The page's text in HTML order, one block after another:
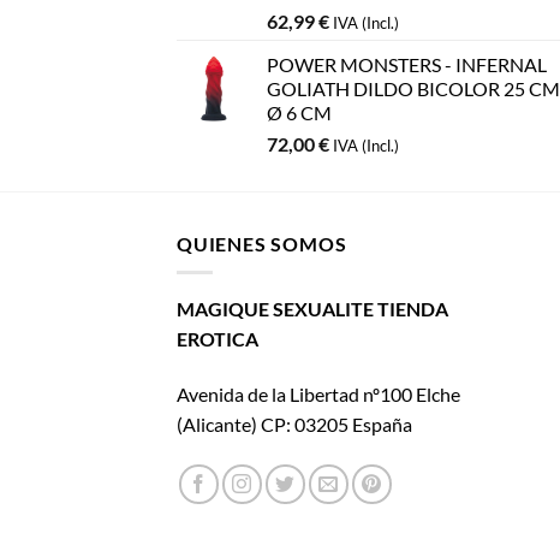
62,99€ IVA (Incl.)
POWER MONSTERS - INFERNAL
GOLIATH DILDO BICOLOR 25 CM
Ø 6 CM
72,00€ IVA (Incl.)
QUIENES SOMOS
MAGIQUE SEXUALITE TIENDA
EROTICA
Avenida de la Libertad nº100 Elche
(Alicante) CP: 03205 España